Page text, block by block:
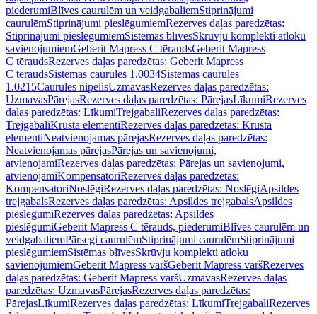
piederumiBlīves caurulēm un veidgabaliemStiprinājumi
caurulēmStiprinājumi pieslēgumiemRezerves daļas paredzētas:
Stiprinājumi pieslēgumiemSistēmas blīvesSkrūvju komplekti atloku
savienojumiemGeberit Mapress C tēraudsGeberit Mapress
C tēraudsRezerves daļas paredzētas: Geberit Mapress
C tēraudsSistēmas caurules 1.0034Sistēmas caurules
1.0215Caurules nipelisUzmavasRezerves daļas paredzētas:
UzmavasPārejasRezerves daļas paredzētas: PārejasLīkumiRezerves
daļas paredzētas: LīkumiTrejgabaliRezerves daļas paredzētas:
TrejgabaliKrusta elementiRezerves daļas paredzētas: Krusta
elementiNeatvienojamas pārejasRezerves daļas paredzētas:
Neatvienojamas pārejasPārejas un savienojumi,
atvienojamiRezerves daļas paredzētas: Pārejas un savienojumi,
atvienojamiKompensatoriRezerves daļas paredzētas:
KompensatoriNoslēgiRezerves daļas paredzētas: NoslēgiApsildes
trejgabalsRezerves daļas paredzētas: Apsildes trejgabalsApsildes
pieslēgumiRezerves daļas paredzētas: Apsildes
pieslēgumiGeberit Mapress C tērauds, piederumiBlīves caurulēm un
veidgabaliemPārsegi caurulēmStiprinājumi caurulēmStiprinājumi
pieslēgumiemSistēmas blīvesSkrūvju komplekti atloku
savienojumiemGeberit Mapress varšGeberit Mapress varšRezerves
daļas paredzētas: Geberit Mapress varšUzmavasRezerves daļas
paredzētas: UzmavasPārejasRezerves daļas paredzētas:
PārejasLīkumiRezerves daļas paredzētas: LīkumiTrejgabaliRezerves